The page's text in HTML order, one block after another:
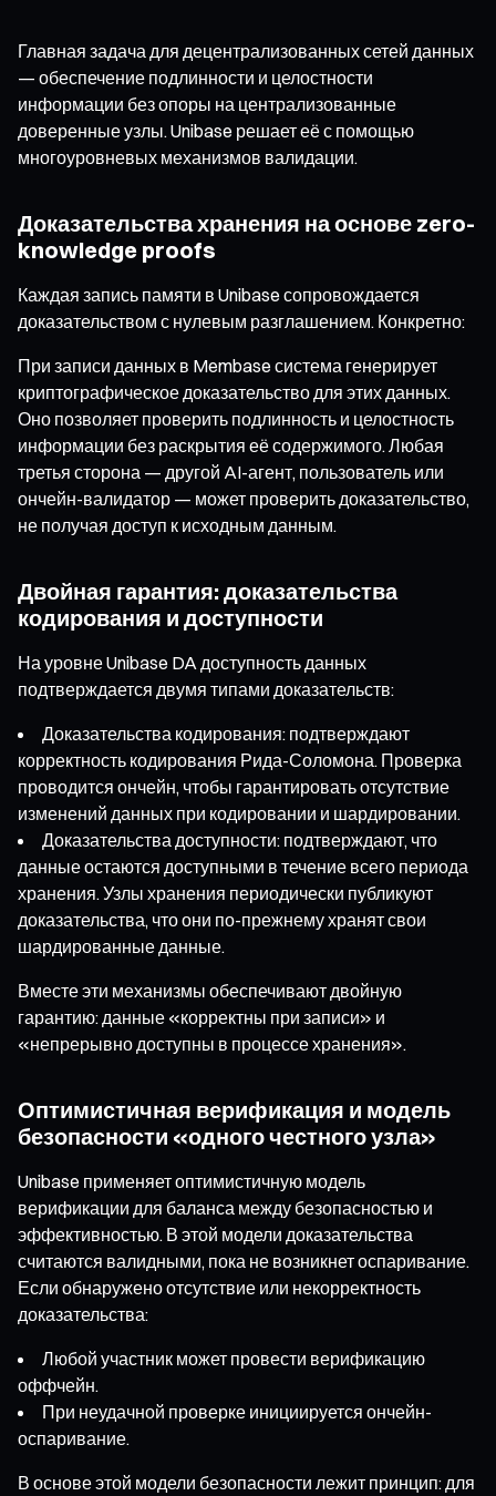
Главная задача для децентрализованных сетей данных
— обеспечение подлинности и целостности
информации без опоры на централизованные
доверенные узлы. Unibase решает её с помощью
многоуровневых механизмов валидации.
Доказательства хранения на основе zero-
knowledge proofs
Каждая запись памяти в Unibase сопровождается
доказательством с нулевым разглашением. Конкретно:
При записи данных в Membase система генерирует
криптографическое доказательство для этих данных.
Оно позволяет проверить подлинность и целостность
информации без раскрытия её содержимого. Любая
третья сторона — другой AI-агент, пользователь или
ончейн-валидатор — может проверить доказательство,
не получая доступ к исходным данным.
Двойная гарантия: доказательства
кодирования и доступности
На уровне Unibase DA доступность данных
подтверждается двумя типами доказательств:
Доказательства кодирования: подтверждают
корректность кодирования Рида-Соломона. Проверка
проводится ончейн, чтобы гарантировать отсутствие
изменений данных при кодировании и шардировании.
Доказательства доступности: подтверждают, что
данные остаются доступными в течение всего периода
хранения. Узлы хранения периодически публикуют
доказательства, что они по-прежнему хранят свои
шардированные данные.
Вместе эти механизмы обеспечивают двойную
гарантию: данные «корректны при записи» и
«непрерывно доступны в процессе хранения».
Оптимистичная верификация и модель
безопасности «одного честного узла»
Unibase применяет оптимистичную модель
верификации для баланса между безопасностью и
эффективностью. В этой модели доказательства
считаются валидными, пока не возникнет оспаривание.
Если обнаружено отсутствие или некорректность
доказательства:
Любой участник может провести верификацию
оффчейн.
При неудачной проверке инициируется ончейн-
оспаривание.
В основе этой модели безопасности лежит принцип: для